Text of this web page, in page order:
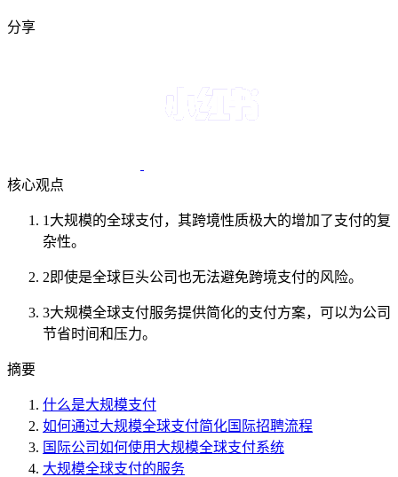
分享
核心观点
1 大规模的全球支付，其跨境性质极大的增加了支付的复
杂性。
2 即使是全球巨头公司也无法避免跨境支付的风险。
3大规模全球支付服务提供简化的支付方案，可以为公司
节省时间和压力。
摘要
什么是大规模支付
如何通过大规模全球支付简化国际招聘流程
国际公司如何使用大规模全球支付系统
大规模全球支付的服务